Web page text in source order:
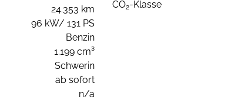
24.353 km
96 kW/ 131 PS
Benzin
1.199 cm³
Schwerin
ab sofort
n/a
CO2-Klasse